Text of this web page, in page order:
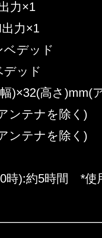
力×1
×1
デッド
ド
)×32(高さ)mm(
ンテナを除く)
ンテナを除く)
時):約5時間 *使